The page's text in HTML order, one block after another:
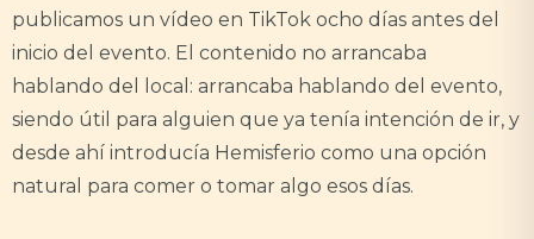
publicamos un vídeo en TikTok ocho días antes del
inicio del evento. El contenido no arrancaba
hablando del local: arrancaba hablando del evento,
siendo útil para alguien que ya tenía intención de ir, y
desde ahí introducía Hemisferio como una opción
natural para comer o tomar algo esos días.